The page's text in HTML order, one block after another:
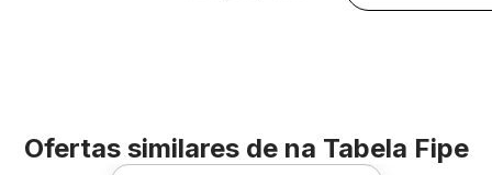
Ofertas similares de na Tabela Fipe